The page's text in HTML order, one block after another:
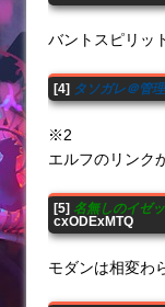
バントスピリッ
[4] タソガレ＠管
※2
エルフのリンク
[5] 名無しのイゼ
cxODExMTQ
モダンは相変わ